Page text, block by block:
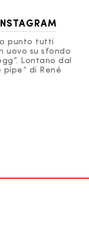
punto tutti
uovo su sfondo
Lontano dal
pipe” di René